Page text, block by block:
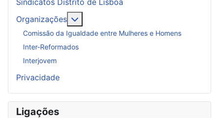
Organizações
Comissão da Igualdade entre Mulheres e Homens
Inter-Reformados
Interjovem
Privacidade
Ligações